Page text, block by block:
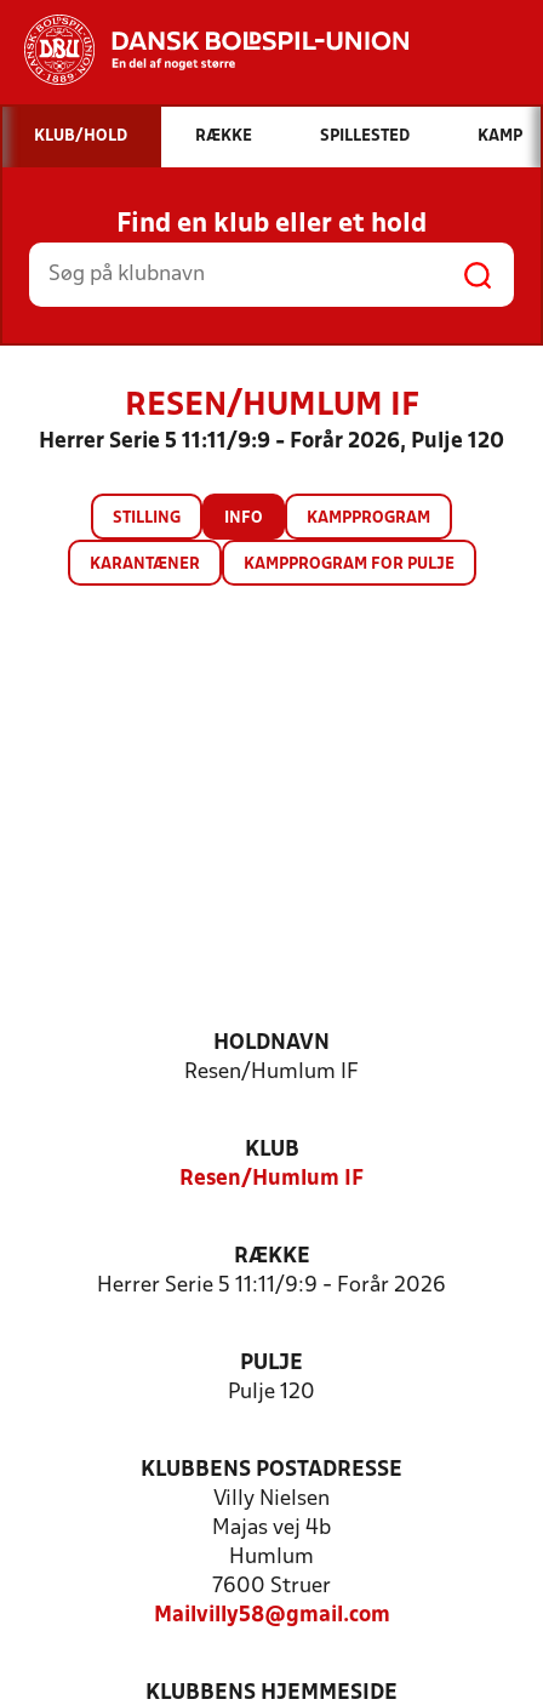
Hvad vil du søge efter?
INDHOLD OG NYHEDER
STILLINGER, RESULTATER, KLUBBER OG
HOLD
KLUB/HOLD RÆKKE SPILLESTED KAMP
Find en klub eller et hold
RESEN/HUMLUM IF
Herrer Serie 5 11:11/9:9 - Forår 2026, Pulje 120
STILLING INFO KAMPPROGRAM
KARANTÆNER KAMPPROGRAM FOR PULJE
HOLDNAVN
Resen/Humlum IF
KLUB
Resen/Humlum IF
RÆKKE
Herrer Serie 5 11:11/9:9 - Forår 2026
PULJE
Pulje 120
KLUBBENS POSTADRESSE
Villy Nielsen
Majas vej 4b
Humlum
7600 Struer
Mailvilly58@gmail.com
KLUBBENS HJEMMESIDE